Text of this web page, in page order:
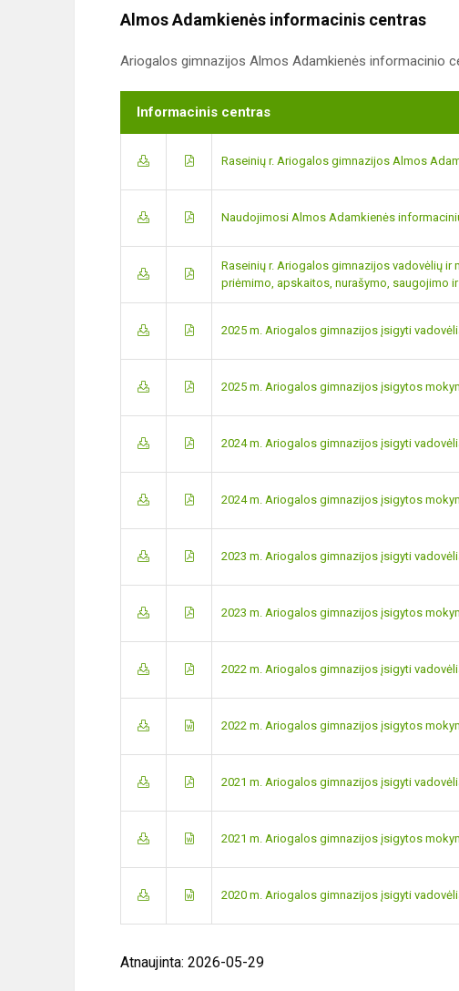
Almos Adamkienės informacinis centras
Ariogalos gimnazijos Almos Adamkienės informacinio
Informacinis centras
Raseinių r. Ariogalos gimnazijos Almos
Naudojimosi Almos Adamkienės
Raseinių r. Ariogalos gimnazijos vadovėlių ir
priėmimo, apskaitos, nurašymo, saugojimo
2025 m. Ariogalos gimnazijos įsigyti
2025 m. Ariogalos gimnazijos įsigytos
2024 m. Ariogalos gimnazijos įsigyti
2024 m. Ariogalos gimnazijos įsigytos
2023 m. Ariogalos gimnazijos įsigyti
2023 m. Ariogalos gimnazijos įsigytos
2022 m. Ariogalos gimnazijos įsigyti
2022 m. Ariogalos gimnazijos įsigytos
2021 m. Ariogalos gimnazijos įsigyti
2021 m. Ariogalos gimnazijos įsigytos
2020 m. Ariogalos gimnazijos įsigyti
Atnaujinta: 2026-05-29